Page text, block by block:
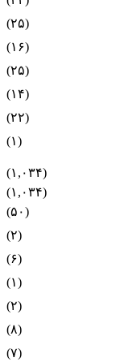
(۲۵)
(۱۶)
(۲۵)
(۱۴)
(۲۲)
(۱)
(۱,۰۳۴)
(۱,۰۳۴)
(۵۰)
(۲)
(۶)
(۱)
(۲)
(۸)
(۷)